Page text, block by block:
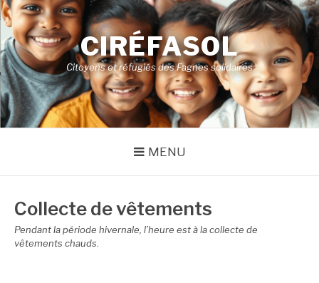
Aller
au
contenu
CIRÉFASOL
Citoyens et réfugiés des Fagnes solidaires
MENU
Collecte de vêtements
Pendant la période hivernale, l’heure est à la collecte de
vêtements chauds.